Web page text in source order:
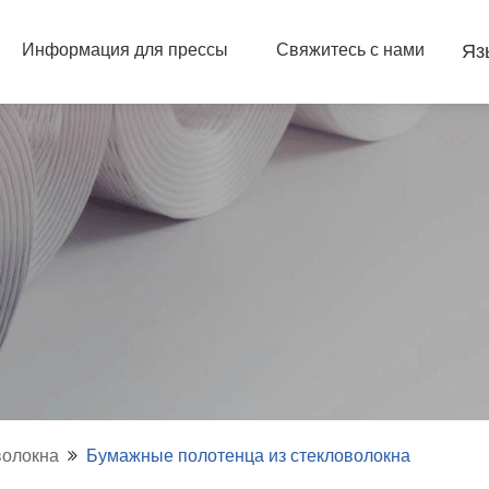
Информация для прессы Свяжитесь с нами
Бумажные полотенца из стекловолокна